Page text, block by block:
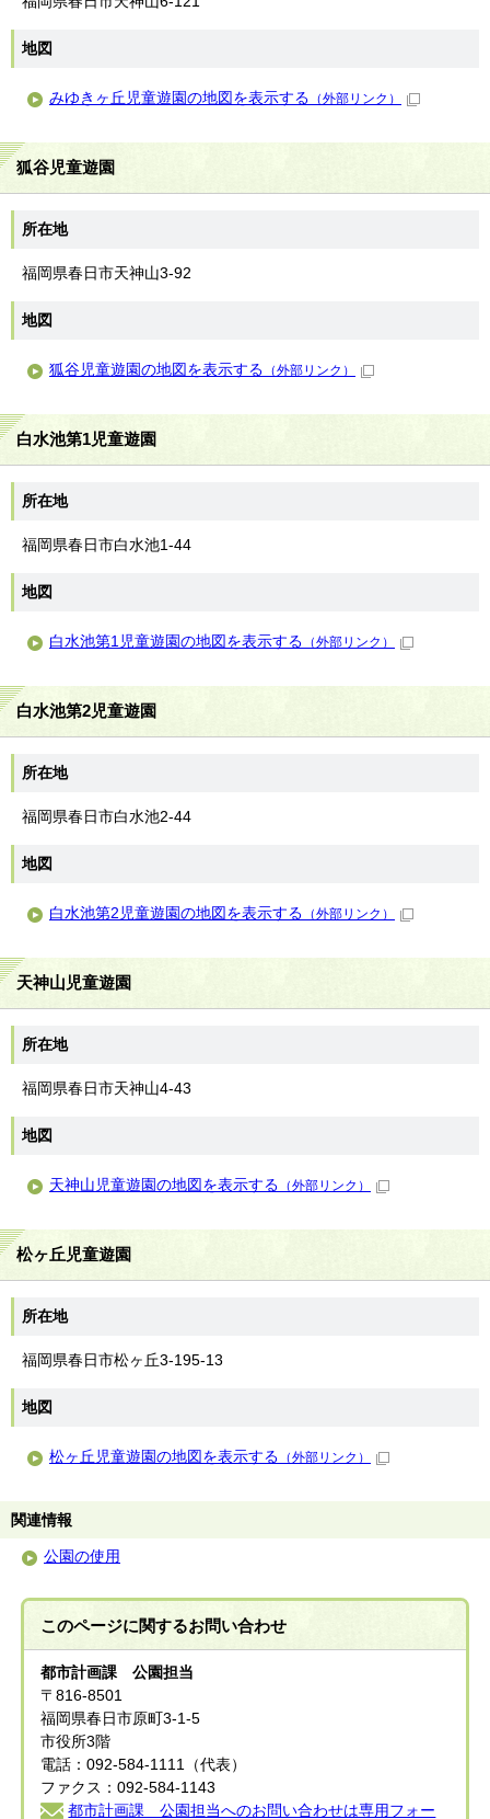
地図
みゆきヶ丘児童遊園の地図を表示する （外部リンク）
狐谷児童遊園
所在地
福岡県春日市天神山3-92
地図
狐谷児童遊園の地図を表示する （外部リンク）
白水池第1児童遊園
所在地
福岡県春日市白水池1-44
地図
白水池第1児童遊園の地図を表示する （外部リンク）
白水池第2児童遊園
所在地
福岡県春日市白水池2-44
地図
白水池第2児童遊園の地図を表示する （外部リンク）
天神山児童遊園
所在地
福岡県春日市天神山4-43
地図
天神山児童遊園の地図を表示する （外部リンク）
松ヶ丘児童遊園
所在地
福岡県春日市松ヶ丘3-195-13
地図
松ヶ丘児童遊園の地図を表示する （外部リンク）
関連情報
公園の使用
このページに関するお問い合わせ
都市計画課 公園担当
〒816-8501
福岡県春日市原町3-1-5
市役所3階
電話：092-584-1111（代表）
ファクス：092-584-1143
都市計画課 公園担当へのお問い合わせは専用フォー